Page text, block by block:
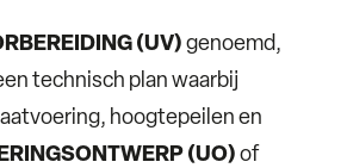
(UV) genoemd,
technisch plan waarbij
hoogtepeilen en
(UO) of